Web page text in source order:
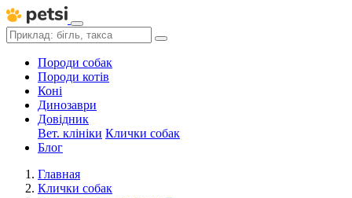
Породи собак
Породи котів
Коні
Динозаври
Довідник
Вет. клініки Клички собак
Блог
Главная
Клички собак